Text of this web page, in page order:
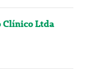
Clínico Ltda